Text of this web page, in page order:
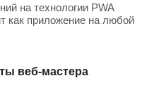
на технологии PWA
как приложение на любой
веб-мастера